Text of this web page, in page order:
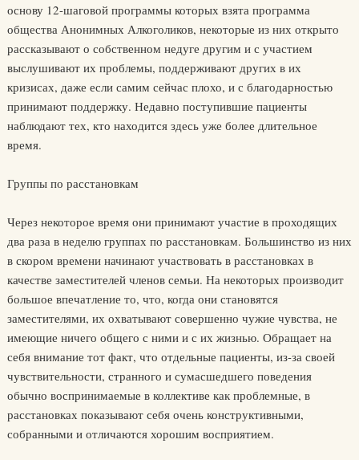
основу 12-шаговой программы которых взята программа
общества Анонимных Алкоголиков, некоторые из них открыто
рассказывают о собственном недуге другим и с участием
выслушивают их проблемы, поддерживают других в их
кризисах, даже если самим сейчас плохо, и с благодарностью
принимают поддержку. Недавно поступившие пациенты
наблюдают тех, кто находится здесь уже более длительное
время.
Группы по расстановкам
Через некоторое время они принимают участие в проходящих
два раза в неделю группах по расстановкам. Большинство из них
в скором времени начинают участвовать в расстановках в
качестве заместителей членов семьи. На некоторых производит
большое впечатление то, что, когда они становятся
заместителями, их охватывают совершенно чужие чувства, не
имеющие ничего общего с ними и с их жизнью. Обращает на
себя внимание тот факт, что отдельные пациенты, из-за своей
чувствительности, странного и сумасшедшего поведения
обычно воспринимаемые в коллективе как проблемные, в
расстановках показывают себя очень конструктивными,
собранными и отличаются хорошим восприятием.